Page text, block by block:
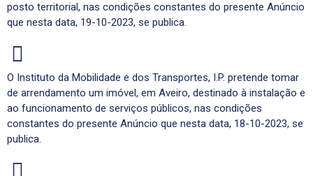
posto territorial, nas condições constantes do presente Anúncio
que nesta data, 19-10-2023, se publica.
O Instituto da Mobilidade e dos Transportes, I.P. pretende tomar
de arrendamento um imóvel, em Aveiro, destinado à instalação e
ao funcionamento de serviços públicos, nas condições
constantes do presente Anúncio que nesta data, 18-10-2023, se
publica.